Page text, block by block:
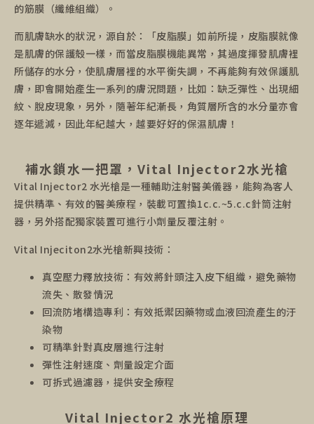
的筋膜（纖維組織）。
而肌膚缺水的狀況，源自於：「皮脂膜」如前所提，皮脂膜就像
是肌膚的保護殼一樣，而當皮脂膜機能異常，其過度揮發肌膚裡
所儲存的水分，使肌膚層裡的水平衡失調，不再能夠有效保護肌
膚，即會開始產生一系列的膚況問題，比如：缺乏彈性、出現細
紋、脫皮現象，另外，隨著年紀漸長，角質層所含的水分量亦會
逐年遞減，因此年紀越大，越要好好的保濕肌膚！
補水鎖水一把罩，Vital Injector2水光槍
Vital Injector2 水光槍是一種輔助注射醫美儀器，能夠為客人
提供精準、有效的醫美療程，裝載可置換1c.c.~5.c.c針筒注射
器，另外搭配獨家裝置可進行小劑量反覆注射。
Vital Injeciton2水光槍新興技術：
真空壓力釋放技術：有效將針頭注入皮下組織，避免藥物
流失、散發情況
回流防堵構造專利：有效抵禦因藥物或血液回流產生的汙
染物
可精準針對真皮層進行注射
彈性注射速度、劑量設定介面
可拆式過濾器，提供安全療程
Vital Injector2 水光槍原理